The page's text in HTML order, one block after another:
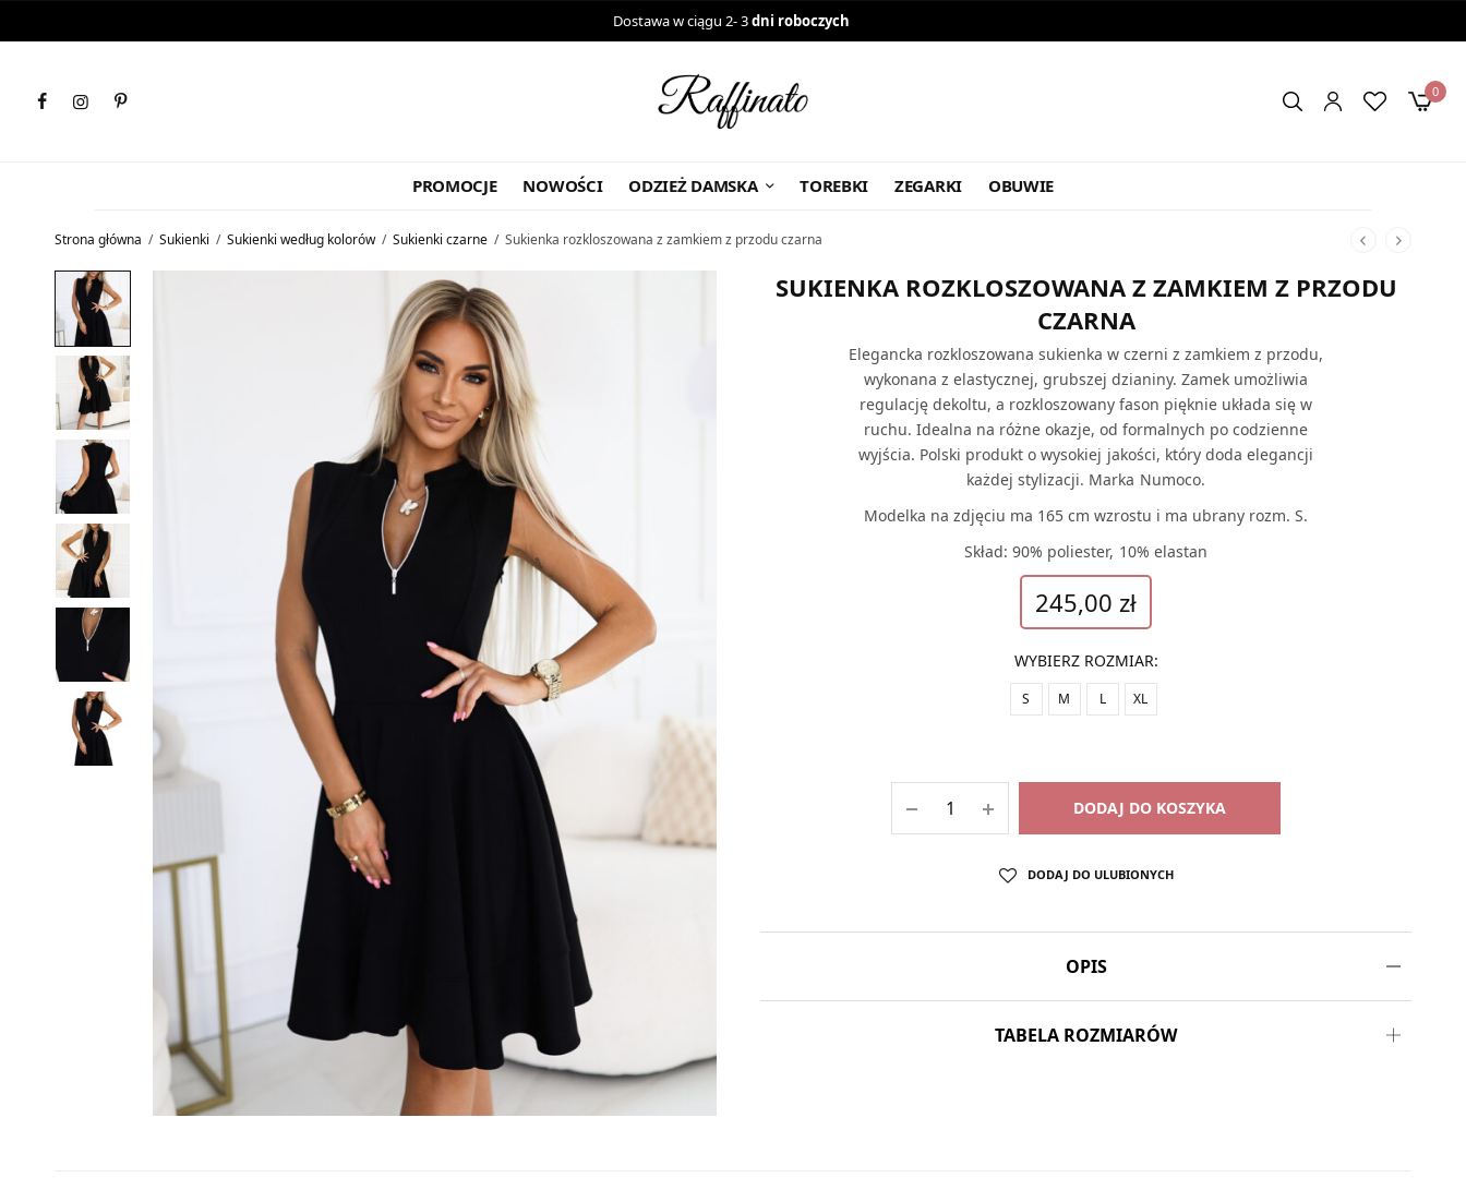
Dostawa w ciągu 2- 3dni roboczych
0
PROMOCJE NOWOŚCI ODZIEŻ DAMSKA TOREBKI ZEGARKI OBUWIE
Strona główna / Sukienki / Sukienki według kolorów / Sukienki czarne / Sukienka rozkloszowana z zamkiem z przodu czarna
SUKIENKA ROZKLOSZOWANA Z ZAMKIEM Z PRZODU
CZARNA
Elegancka rozkloszowana sukienka w czerni z zamkiem z przodu,
wykonana z elastycznej, grubszej dzianiny. Zamek umożliwia
regulację dekoltu, a rozkloszowany fason pięknie układa się w
ruchu. Idealna na różne okazje, od formalnych po codzienne
wyjścia. Polski produkt o wysokiej jakości, który doda elegancji
każdej stylizacji. Marka Numoco.
Modelka na zdjęciu ma 165 cm wzrostu i ma ubrany rozm. S.
Skład: 90% poliester, 10% elastan
245,00 zł
WYBIERZ ROZMIAR:
S M L XL
DODAJ DO KOSZYKA
DODAJ DO ULUBIONYCH
OPIS
TABELA ROZMIARÓW